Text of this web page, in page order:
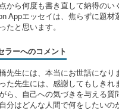
から何度も書き直して納得のい
Appエッセイは、焦らずに題材
たと思います。
ラーへのコメント
先生には、本当にお世話になり
た先生には、感謝してもしきれ
ら、自己への気づきを与える質
分はどんな人間で何をしたいの